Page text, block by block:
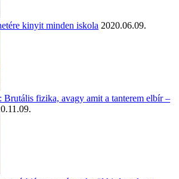
kinyit minden iskola 2020.06.09.
fizika, avagy amit a tanterem elbír –